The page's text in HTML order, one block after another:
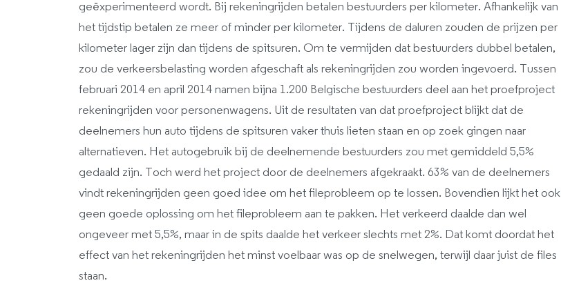
geëxperimenteerd wordt. Bij rekeningrijden betalen bestuurders per kilometer. Afhankelijk van
het tijdstip betalen ze meer of minder per kilometer. Tijdens de daluren zouden de prijzen per
kilometer lager zijn dan tijdens de spitsuren. Om te vermijden dat bestuurders dubbel betalen,
zou de verkeersbelasting worden afgeschaft als rekeningrijden zou worden ingevoerd. Tussen
februari 2014 en april 2014 namen bijna 1.200 Belgische bestuurders deel aan het proefproject
rekeningrijden voor personenwagens. Uit de resultaten van dat proefproject blijkt dat de
deelnemers hun auto tijdens de spitsuren vaker thuis lieten staan en op zoek gingen naar
alternatieven. Het autogebruik bij de deelnemende bestuurders zou met gemiddeld 5,5%
gedaald zijn. Toch werd het project door de deelnemers afgekraakt. 63% van de deelnemers
vindt rekeningrijden geen goed idee om het fileprobleem op te lossen. Bovendien lijkt het ook
geen goede oplossing om het fileprobleem aan te pakken. Het verkeerd daalde dan wel
ongeveer met 5,5%, maar in de spits daalde het verkeer slechts met 2%. Dat komt doordat het
effect van het rekeningrijden het minst voelbaar was op de snelwegen, terwijl daar juist de files
staan.